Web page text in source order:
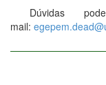
Dúvidas
mail: